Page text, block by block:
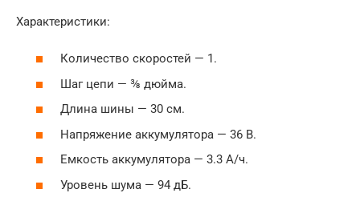
Характеристики:
Количество скоростей — 1.
Шаг цепи — ⅜ дюйма.
Длина шины — 30 см.
Напряжение аккумулятора — 36 В.
Емкость аккумулятора — 3.3 А/ч.
Уровень шума — 94 дБ.